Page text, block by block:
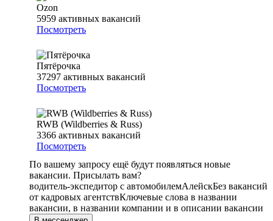
Ozon
5959 активных вакансий
Посмотреть
Пятёрочка
37297 активных вакансий
Посмотреть
RWB (Wildberries & Russ)
3366 активных вакансий
Посмотреть
По вашему запросу ещё будут появляться новые
вакансии. Присылать вам?
водитель-экспедитор с автомобилемАлейскБез вакансий
от кадровых агентствКлючевые слова в названии
вакансии, в названии компании и в описании вакансии